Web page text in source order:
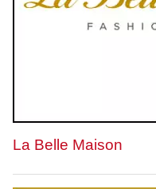
La Belle Maison